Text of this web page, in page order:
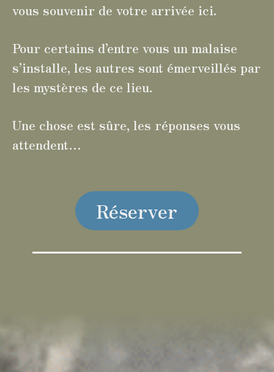
vous souvenir de votre arrivée ici.
Pour certains d’entre vous un malaise
s’installe, les autres sont émerveillés par
les mystères de ce lieu.
Une chose est sûre, les réponses vous
attendent…
Réserver